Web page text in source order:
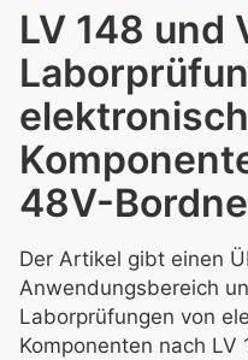
LV 148 und
48V-
Der Artikel gibt einen
Anwendungsbereich
Laborprüfungen von
Komponenten nach LV